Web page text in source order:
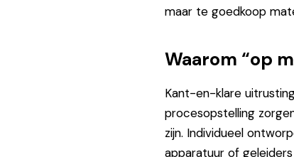
maar te goedkoop
Waarom “op
Kant-en-klare
procesopstelling
zijn. Individueel
apparatuur of